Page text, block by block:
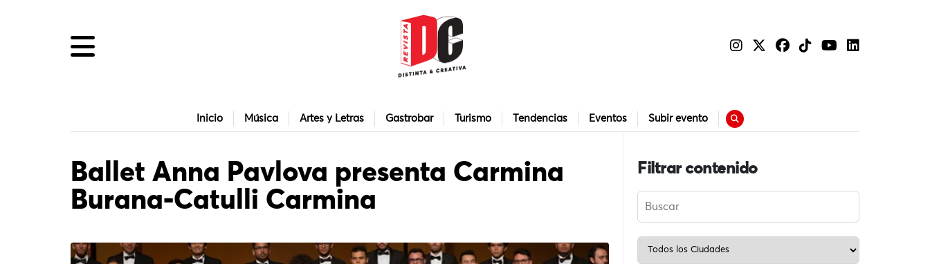
Inicio Música Artes y Letras Gastrobar Turismo Tendencias Eventos Subir evento
Ballet Anna Pavlova presenta Carmina
Burana-Catulli Carmina
Filtrar contenido